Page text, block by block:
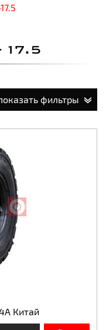
фильтры
Китай